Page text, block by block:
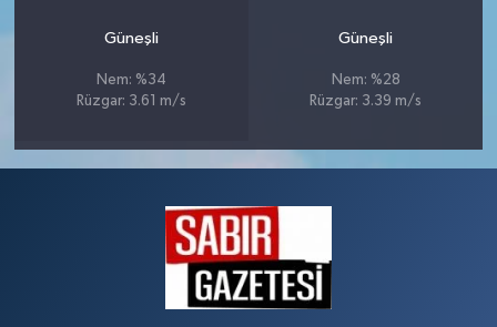
Güneşli
Nem: %34
Rüzgar: 3.61 m/s
Güneşli
Nem: %28
Rüzgar: 3.39 m/s